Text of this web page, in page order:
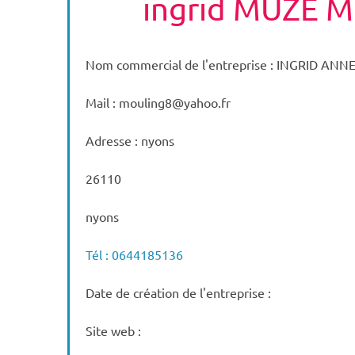
ingrid MUZÉ
Nom commercial de l'entreprise : INGRID ANNE
Mail : mouling8@yahoo.fr
Adresse : nyons
26110
nyons
Tél : 0644185136
Date de création de l'entreprise :
Site web :